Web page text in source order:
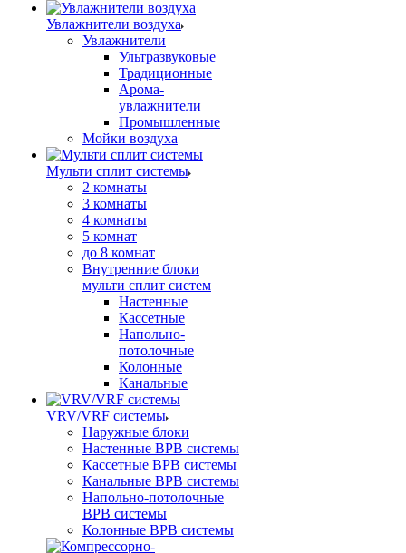
Увлажнители воздуха
Увлажнители
Ультразвуковые
Традиционные
Арома-
увлажнители
Промышленные
Мойки воздуха
Мульти сплит системы
2 комнаты
3 комнаты
4 комнаты
5 комнат
до 8 комнат
Внутренние блоки
мульти сплит систем
Настенные
Кассетные
Напольно-
потолочные
Колонные
Канальные
VRV/VRF системы
Наружные блоки
Настенные ВРВ системы
Кассетные ВРВ системы
Канальные ВРВ системы
Напольно-потолочные
ВРВ системы
Колонные ВРВ системы